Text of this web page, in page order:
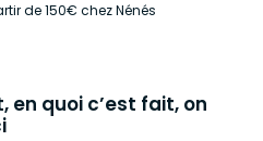
de 150€ chez Nénés
en quoi c’est fait, on